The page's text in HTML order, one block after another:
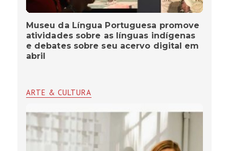
Museu da Língua Portuguesa promove
atividades sobre as línguas indígenas
e debates sobre seu acervo digital em
abril
ARTE & CULTURA